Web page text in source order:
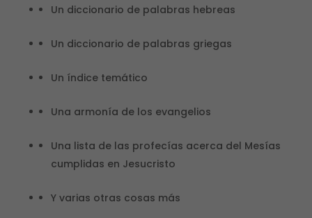
Un diccionario de palabras hebreas
Un diccionario de palabras griegas
Un índice temático
Una armonía de los evangelios
Una lista de las profecías acerca del Mesías
cumplidas en Jesucristo
Y varias otras cosas más